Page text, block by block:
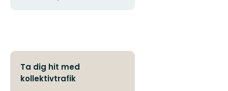
Ta dig hit med
kollektivtrafik